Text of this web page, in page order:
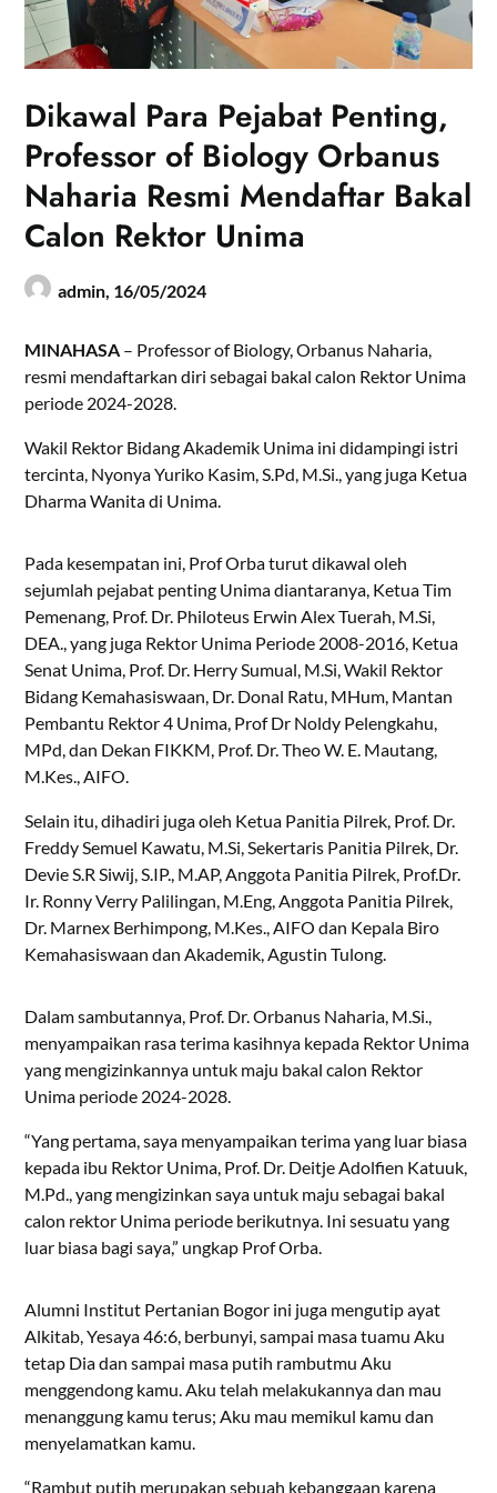
Dikawal Para Pejabat Penting,
Professor of Biology Orbanus
Naharia Resmi Mendaftar Bakal
Calon Rektor Unima
admin, 16/05/2024
MINAHASA – Professor of Biology, Orbanus Naharia,
resmi mendaftarkan diri sebagai bakal calon Rektor Unima
periode 2024-2028.
Wakil Rektor Bidang Akademik Unima ini didampingi istri
tercinta, Nyonya Yuriko Kasim, S.Pd, M.Si., yang juga Ketua
Dharma Wanita di Unima.
Pada kesempatan ini, Prof Orba turut dikawal oleh
sejumlah pejabat penting Unima diantaranya, Ketua Tim
Pemenang, Prof. Dr. Philoteus Erwin Alex Tuerah, M.Si,
DEA., yang juga Rektor Unima Periode 2008-2016, Ketua
Senat Unima, Prof. Dr. Herry Sumual, M.Si, Wakil Rektor
Bidang Kemahasiswaan, Dr. Donal Ratu, MHum, Mantan
Pembantu Rektor 4 Unima, Prof Dr Noldy Pelengkahu,
MPd, dan Dekan FIKKM, Prof. Dr. Theo W. E. Mautang,
M.Kes., AIFO.
Selain itu, dihadiri juga oleh Ketua Panitia Pilrek, Prof. Dr.
Freddy Semuel Kawatu, M.Si, Sekertaris Panitia Pilrek, Dr.
Devie S.R Siwij, S.IP., M.AP, Anggota Panitia Pilrek, Prof.Dr.
Ir. Ronny Verry Palilingan, M.Eng, Anggota Panitia Pilrek,
Dr. Marnex Berhimpong, M.Kes., AIFO dan Kepala Biro
Kemahasiswaan dan Akademik, Agustin Tulong.
Dalam sambutannya, Prof. Dr. Orbanus Naharia, M.Si.,
menyampaikan rasa terima kasihnya kepada Rektor Unima
yang mengizinkannya untuk maju bakal calon Rektor
Unima periode 2024-2028.
“Yang pertama, saya menyampaikan terima yang luar biasa
kepada ibu Rektor Unima, Prof. Dr. Deitje Adolfien Katuuk,
M.Pd., yang mengizinkan saya untuk maju sebagai bakal
calon rektor Unima periode berikutnya. Ini sesuatu yang
luar biasa bagi saya,” ungkap Prof Orba.
Alumni Institut Pertanian Bogor ini juga mengutip ayat
Alkitab, Yesaya 46:6, berbunyi, sampai masa tuamu Aku
tetap Dia dan sampai masa putih rambutmu Aku
menggendong kamu. Aku telah melakukannya dan mau
menanggung kamu terus; Aku mau memikul kamu dan
menyelamatkan kamu.
“Rambut putih merupakan sebuah kebanggaan karena